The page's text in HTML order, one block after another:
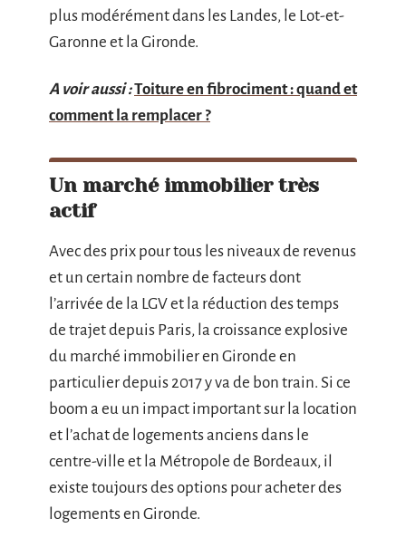
plus modérément dans les Landes, le Lot-et-
Garonne et la Gironde.
A voir aussi :Toiture en fibrociment : quand et
comment la remplacer ?
Un marché immobilier très
actif
Avec des prix pour tous les niveaux de revenus
et un certain nombre de facteurs dont
l’arrivée de la LGV et la réduction des temps
de trajet depuis Paris, la croissance explosive
du marché immobilier en Gironde en
particulier depuis 2017 y va de bon train. Si ce
boom a eu un impact important sur la location
et l’achat de logements anciens dans le
centre-ville et la Métropole de Bordeaux, il
existe toujours des options pour acheter des
logements en Gironde.